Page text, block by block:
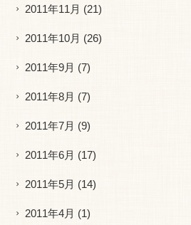
2011年11月 (21)
2011年10月 (26)
2011年9月 (7)
2011年8月 (7)
2011年7月 (9)
2011年6月 (17)
2011年5月 (14)
2011年4月 (1)